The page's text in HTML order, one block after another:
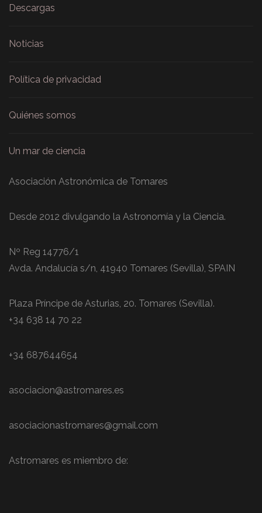
Descargas
Noticias
Política de privacidad
Quiénes somos
Un mar de ciencia
Asociación Astronómica de Tomares
Desde 2012 divulgando la Astronomía y la Ciencia.
Nº Reg 14776/1
Avda. Andalucía s/n, 41940 Tomares (Sevilla), SPAIN
Plaza Príncipe de Asturias, 20. Tomares (Sevilla).
+34 638 14 70 22
+34 687644654
asociacion@astromares.es
asociacionastromares@gmail.com
Astromares es miembro de: